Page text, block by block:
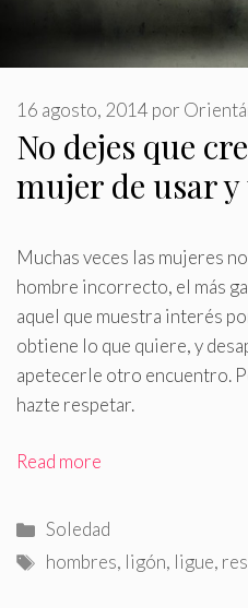
No dejes que
mujer de usar
16 agosto, 2014 por
Muchas veces las mujeres
hombre incorrecto, el más
aquel que muestra interés
obtiene lo que quiere, y
apetecerle otro encuentro.
hazte respetar.
Read more
Categorías
Soledad
Etiquetas
hombres, ligón, ligue,